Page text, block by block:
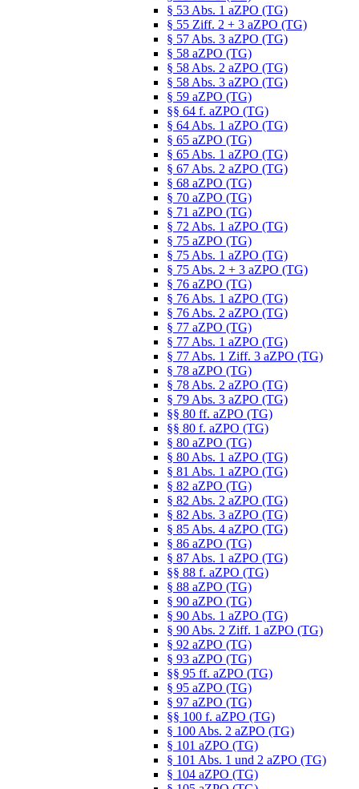
§ 53 Abs. 1 aZPO (TG)
§ 55 Ziff. 2 + 3 aZPO (TG)
§ 57 Abs. 3 aZPO (TG)
§ 58 aZPO (TG)
§ 58 Abs. 2 aZPO (TG)
§ 58 Abs. 3 aZPO (TG)
§ 59 aZPO (TG)
§§ 64 f. aZPO (TG)
§ 64 Abs. 1 aZPO (TG)
§ 65 aZPO (TG)
§ 65 Abs. 1 aZPO (TG)
§ 67 Abs. 2 aZPO (TG)
§ 68 aZPO (TG)
§ 70 aZPO (TG)
§ 71 aZPO (TG)
§ 72 Abs. 1 aZPO (TG)
§ 75 aZPO (TG)
§ 75 Abs. 1 aZPO (TG)
§ 75 Abs. 2 + 3 aZPO (TG)
§ 76 aZPO (TG)
§ 76 Abs. 1 aZPO (TG)
§ 76 Abs. 2 aZPO (TG)
§ 77 aZPO (TG)
§ 77 Abs. 1 aZPO (TG)
§ 77 Abs. 1 Ziff. 3 aZPO (TG)
§ 78 aZPO (TG)
§ 78 Abs. 2 aZPO (TG)
§ 79 Abs. 3 aZPO (TG)
§§ 80 ff. aZPO (TG)
§§ 80 f. aZPO (TG)
§ 80 aZPO (TG)
§ 80 Abs. 1 aZPO (TG)
§ 81 Abs. 1 aZPO (TG)
§ 82 aZPO (TG)
§ 82 Abs. 2 aZPO (TG)
§ 82 Abs. 3 aZPO (TG)
§ 85 Abs. 4 aZPO (TG)
§ 86 aZPO (TG)
§ 87 Abs. 1 aZPO (TG)
§§ 88 f. aZPO (TG)
§ 88 aZPO (TG)
§ 90 aZPO (TG)
§ 90 Abs. 1 aZPO (TG)
§ 90 Abs. 2 Ziff. 1 aZPO (TG)
§ 92 aZPO (TG)
§ 93 aZPO (TG)
§§ 95 ff. aZPO (TG)
§ 95 aZPO (TG)
§ 97 aZPO (TG)
§§ 100 f. aZPO (TG)
§ 100 Abs. 2 aZPO (TG)
§ 101 aZPO (TG)
§ 101 Abs. 1 und 2 aZPO (TG)
§ 104 aZPO (TG)